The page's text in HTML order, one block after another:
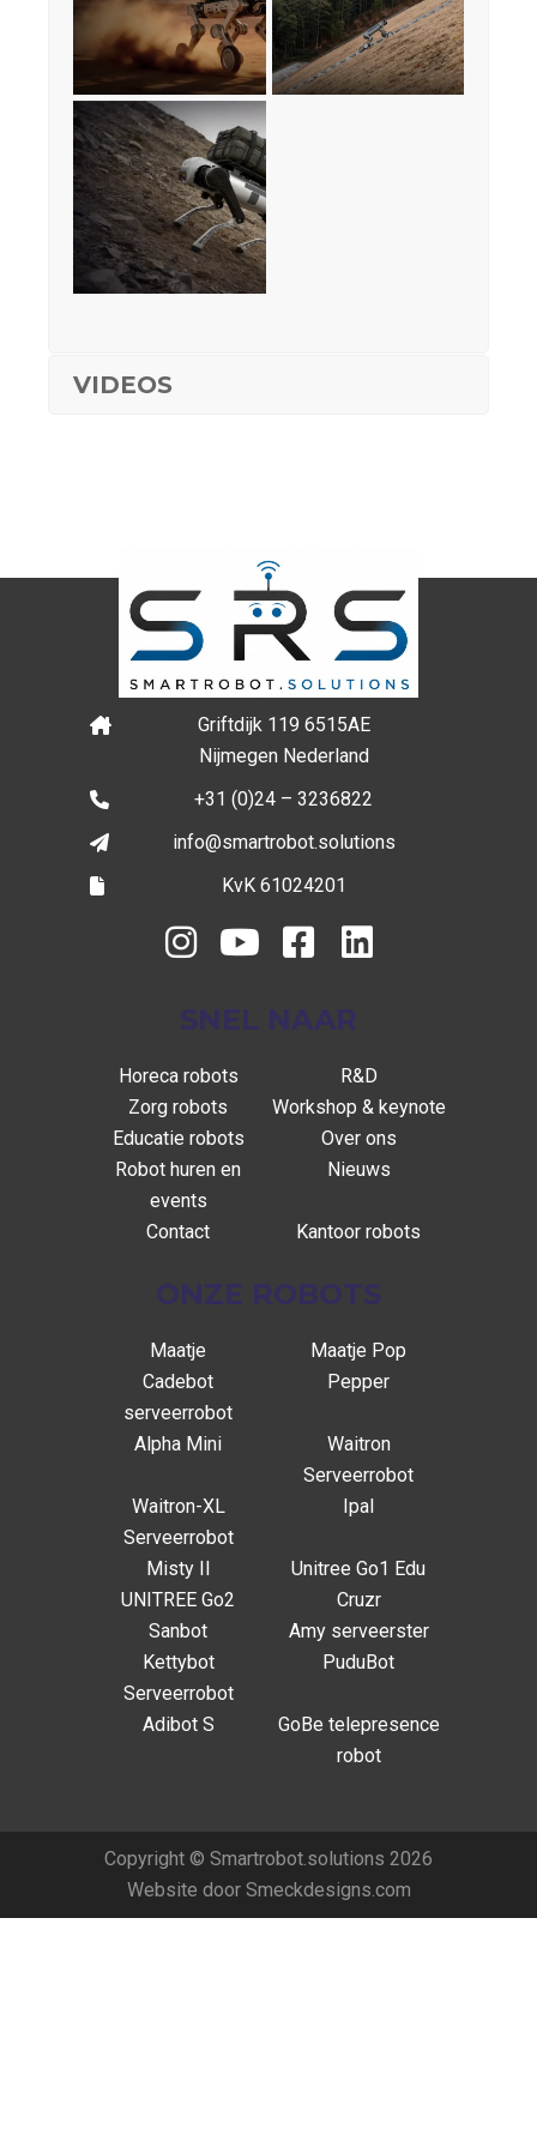
VIDEOS
Griftdijk 119 6515AE
Nijmegen Nederland
+31 (0)24 – 3236822
info@smartrobot.solutions
KvK 61024201
SNEL NAAR
Horeca robots
R&D
Zorg robots
Workshop & keynote
Educatie robots
Over ons
Robot huren en
events
Nieuws
Contact Kantoor robots
ONZE ROBOTS
Maatje
Maatje Pop
Cadebot
serveerrobot
Pepper
Alpha Mini
Waitron
Serveerrobot
Waitron-XL
Serveerrobot
Ipal
Misty II
Unitree Go1 Edu
UNITREE Go2
Cruzr
Sanbot
Amy serveerster
Kettybot
Serveerrobot
PuduBot
Adibot S
GoBe telepresence
robot
Copyright © Smartrobot.solutions 2026
Website door Smeckdesigns.com